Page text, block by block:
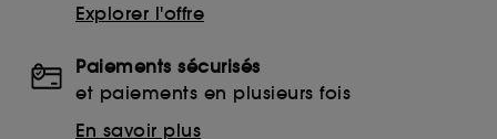
Explorer l'offre
Paiements sécurisés
et paiements en plusieurs fois
En savoir plus